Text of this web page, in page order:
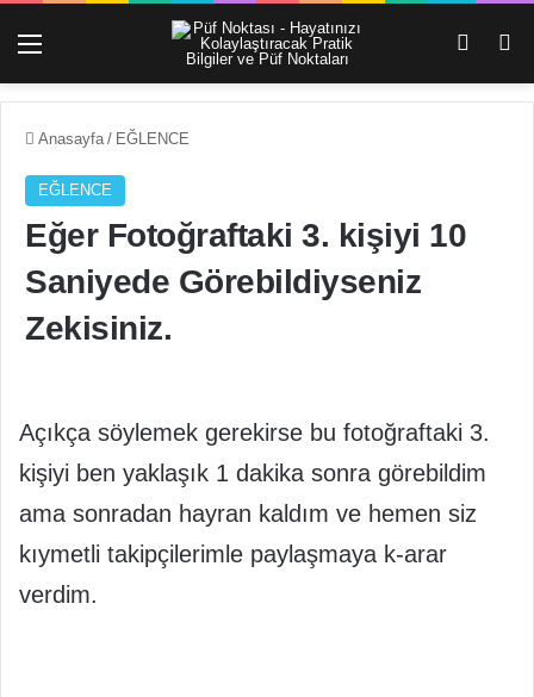
Menü Dış
Anasayfa / EĞLENCE
EĞLENCE
Eğer Fotoğraftaki 3. kişiyi 10
Saniyede Görebildiyseniz
Zekisiniz.
Açıkça söylemek gerekirse bu fotoğraftaki 3.
kişiyi ben yaklaşık 1 dakika sonra görebildim
ama sonradan hayran kaldım ve hemen siz
kıymetli takipçilerimle paylaşmaya k-arar
verdim.